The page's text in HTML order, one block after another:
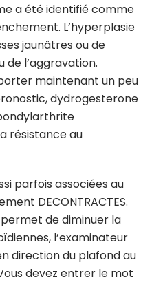
a été identifié comme
L’hyperplasie
jaunâtres ou de
de l’aggravation.
maintenant un peu
dydrogesterone
résistance au
parfois associées au
DECONTRACTES.
de diminuer la
l’examinateur
direction du plafond au
devez entrer le mot